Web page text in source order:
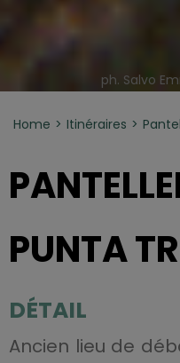
ph. Salvo
Home Itinéraires
PUNTA
DÉTAIL
Ancien lieu de